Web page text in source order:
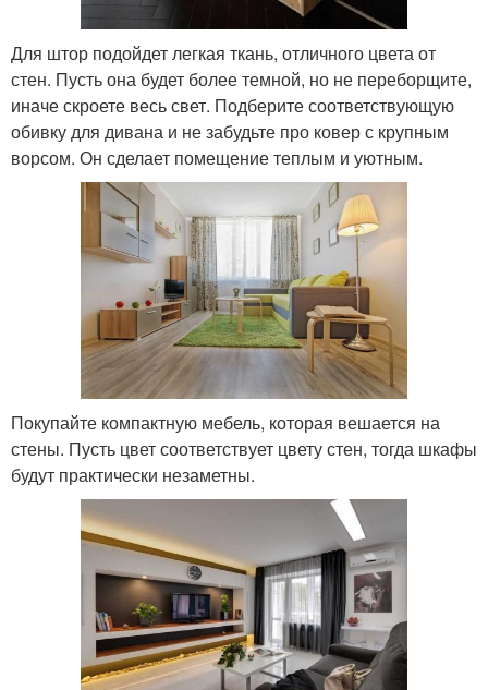
Для штор подойдет легкая ткань, отличного цвета от
стен. Пусть она будет более темной, но не переборщите,
иначе скроете весь свет. Подберите соответствующую
обивку для дивана и не забудьте про ковер с крупным
ворсом. Он сделает помещение теплым и уютным.
Покупайте компактную мебель, которая вешается на
стены. Пусть цвет соответствует цвету стен, тогда шкафы
будут практически незаметны.